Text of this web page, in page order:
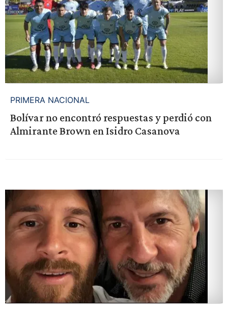
PRIMERA NACIONAL
Bolívar no encontró respuestas y perdió con
Almirante Brown en Isidro Casanova